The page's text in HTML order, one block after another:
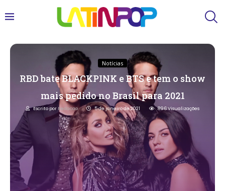
Notícias
RBD bate BLACKPINK e BTS e tem o show
mais pedido no Brasil para 2021
Escrito por Redacao 5 de janeiro de 2021 896Visualizações